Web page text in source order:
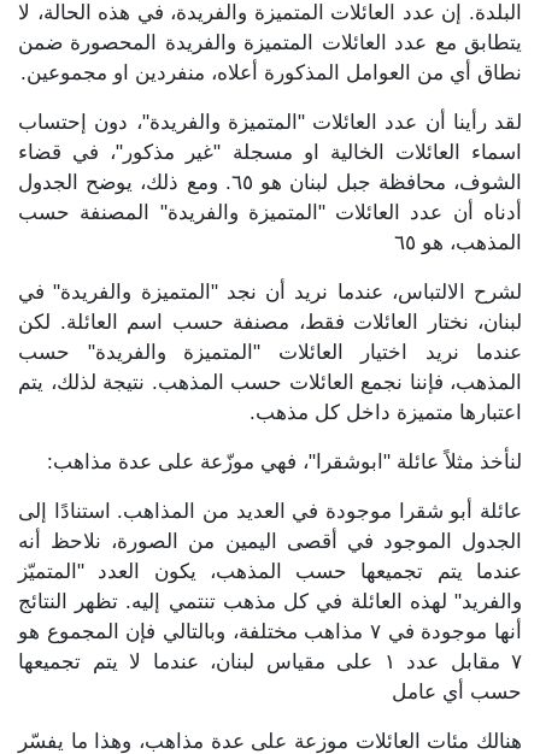
البلدة. إن عدد العائلات المتميزة والفريدة، في هذه الحالة، لا
يتطابق مع عدد العائلات المتميزة والفريدة المحصورة ضمن
نطاق أي من العوامل المذكورة أعلاه، منفردين او مجموعين.
لقد رأينا أن عدد العائلات "المتميزة والفريدة"، دون إحتساب
اسماء العائلات الخالية او مسجلة "غير مذكور"، في قضاء
الشوف، محافظة جبل لبنان هو ٦٥. ومع ذلك، يوضح الجدول
أدناه أن عدد العائلات "المتميزة والفريدة" المصنفة حسب
المذهب، هو ٦٥
لشرح الالتباس، عندما نريد أن نجد "المتميزة والفريدة" في
لبنان، نختار العائلات فقط، مصنفة حسب اسم العائلة. لكن
عندما نريد اختيار العائلات "المتميزة والفريدة" حسب
المذهب، فإننا نجمع العائلات حسب المذهب. نتيجة لذلك، يتم
اعتبارها متميزة داخل كل مذهب.
لنأخذ مثلاً عائلة "ابوشقرا"، فهي موزّعة على عدة مذاهب:
عائلة أبو شقرا موجودة في العديد من المذاهب. استنادًا إلى
الجدول الموجود في أقصى اليمين من الصورة، نلاحظ أنه
عندما يتم تجميعها حسب المذهب، يكون العدد "المتميّز
والفريد" لهذه العائلة في كل مذهب تنتمي إليه. تظهر النتائج
أنها موجودة في ٧ مذاهب مختلفة، وبالتالي فإن المجموع هو
٧ مقابل عدد ١ على مقياس لبنان، عندما لا يتم تجميعها
حسب أي عامل
هنالك مئات العائلات موزعة على عدة مذاهب، وهذا ما يفسّر